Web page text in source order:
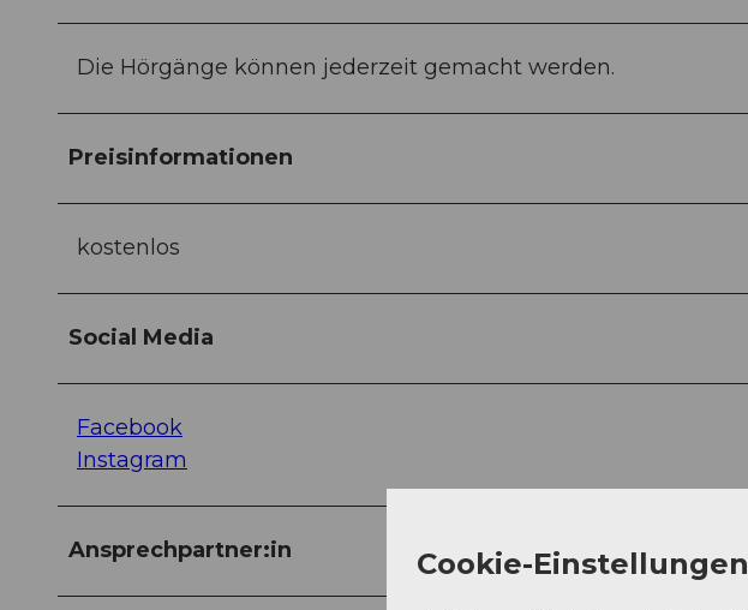
Die Hörgänge können jederzeit gemacht werden.
Preisinformationen
kostenlos
Social Media
Facebook
Instagram
Ansprechpartner:in Cookie-Einstellungen